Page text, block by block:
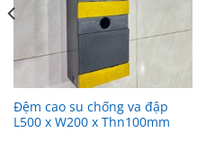
Đệm cao su chống va đập
L500 x W200 x Thn100mm